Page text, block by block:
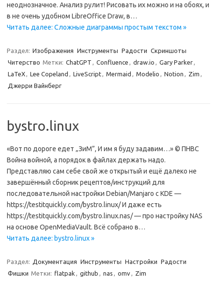
неоднозначное. Анализ рулит! Рисовать их можно и на обоях, и
в не очень удобном LibreOffice Draw, в…
Читать далее: Сложные диаграммы простым текстом »
Раздел: Изображения Инструменты Радости Скриншоты
Читерство Метки: ChatGPT , Confluence , draw.io , Gary Parker,
LaTeX, Lee Copeland , LiveScript, Mermaid , Modelio , Notion , Zim ,
Джерри Вайнберг
bystro.linux
«Вот по дороге едет „ЗиМ”, И им я буду задавим…» © ПНВС
Война войной, а порядок в файлах держать надо.
Представляю сам себе свой же открытый и ещё далеко не
завершённый сборник рецептов/инструкций для
последовательной настройки Debian/Manjaro c KDE —
https://testitquickly.com/bystro.linux/ И даже есть
https://testitquickly.com/bystro.linux.nas/ — про настройку NAS
на основе OpenMediaVault. Всё собрано в…
Читать далее: bystro.linux »
Раздел: Документация Инструменты Настройки Радости
Фишки Метки: flatpak , github , nas , omv, Zim